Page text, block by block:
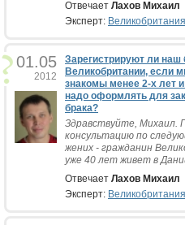
Отвечает Лахов Михаил
Эксперт: Великобритания
01.05
2012
Зарегистрируют ли наш
Великобритании, если
знакомы менее 2-х лет
надо оформлять для
брака?
Здравствуйте, Михаил.
консультацию по
жених - гражданин
уже 40 лет живет в
Отвечает Лахов Михаил
Эксперт: Великобритания